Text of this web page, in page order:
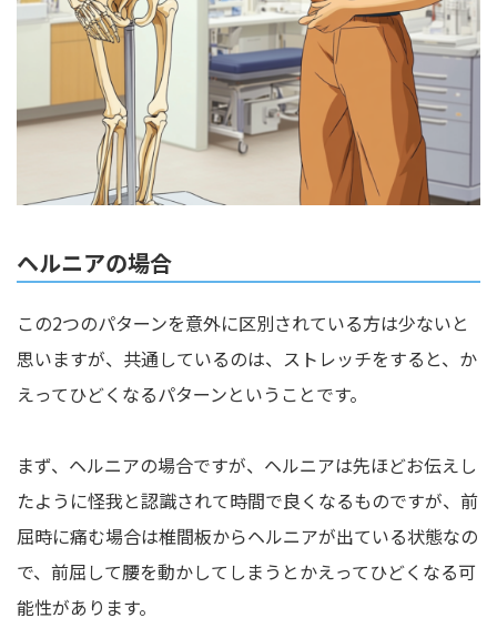
ヘルニアの場合
この2つのパターンを意外に区別されている方は少ないと
思いますが、共通しているのは、ストレッチをすると、か
えってひどくなるパターンということです。
まず、ヘルニアの場合ですが、ヘルニアは先ほどお伝えし
たように怪我と認識されて時間で良くなるものですが、前
屈時に痛む場合は椎間板からヘルニアが出ている状態なの
で、前屈して腰を動かしてしまうとかえってひどくなる可
能性があります。